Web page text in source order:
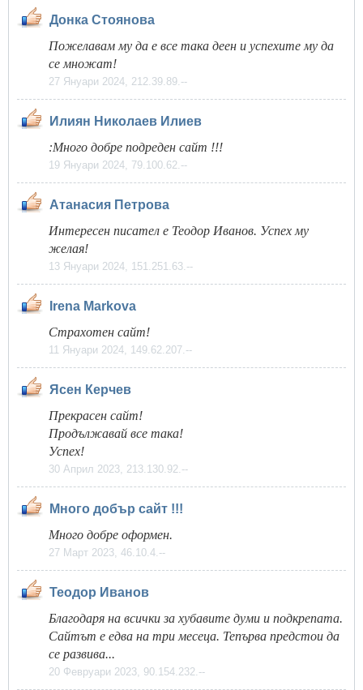
Донка Стоянова
Пожелавам му да е все така деен и успехите му да
се множат!
27 Януари 2024, 212.39.89.--
Илиян Николаев Илиев
:Много добре подреден сайт !!!
19 Януари 2024, 79.100.62.--
Атанасия Петрова
Интересен писател е Теодор Иванов. Успех му
желая!
13 Януари 2024, 151.251.63.--
Irena Markova
Страхотен сайт!
11 Януари 2024, 149.62.207.--
Ясен Керчев
Прекрасен сайт!
Продължавай все така!
Успех!
30 Април 2023, 213.130.92.--
Много добър сайт !!!
Много добре оформен.
27 Март 2023, 46.10.4.--
Теодор Иванов
Благодаря на всички за хубавите думи и подкрепата.
Сайтът е едва на три месеца. Тепърва предстои да
се развива...
20 Февруари 2023, 90.154.232.--